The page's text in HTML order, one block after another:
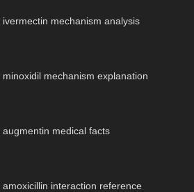
ivermectin mechanism analysis
minoxidil mechanism explanation
augmentin medical facts
amoxicillin interaction reference